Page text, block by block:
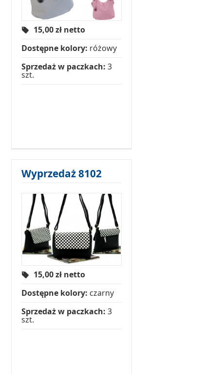
15,00zł netto
Dostępne kolory: różowy
Sprzedaż w paczkach:3
szt.
Wyprzedaż 8102
15,00zł netto
Dostępne kolory: czarny
Sprzedaż w paczkach:3
szt.